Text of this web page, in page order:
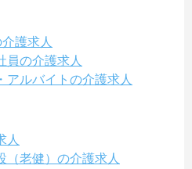
護求人
員の介護求人
アルバイトの介護求人
人
（老健）の介護求人